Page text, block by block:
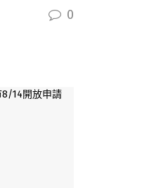
0